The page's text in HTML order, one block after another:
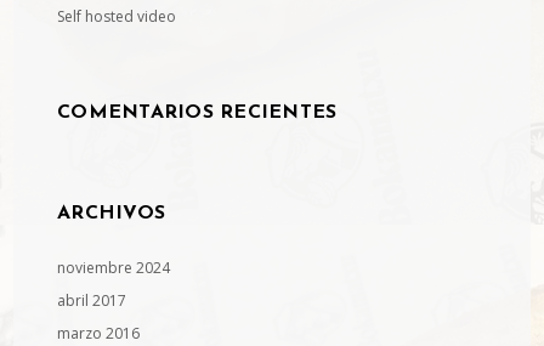
Self hosted video
COMENTARIOS RECIENTES
ARCHIVOS
noviembre 2024
abril 2017
marzo 2016